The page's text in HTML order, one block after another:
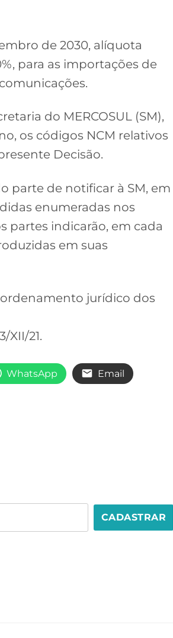
de 2030, alíquota
para as importações de
do MERCOSUL (SM),
os códigos NCM relativos
Decisão.
parte de notificar à SM, em
enumeradas nos
partes indicarão, em cada
em suas
ordenamento jurídico dos
XII/21.
WhatsApp Email
CADASTRAR